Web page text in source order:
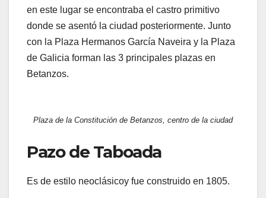
en este lugar se encontraba el castro primitivo
donde se asentó la ciudad posteriormente. Junto
con la Plaza Hermanos García Naveira y la Plaza
de Galicia forman las 3 principales plazas en
Betanzos.
Plaza de la Constitución de Betanzos, centro de la ciudad
Pazo de Taboada
Es de estilo neoclásicoy fue construido en 1805.